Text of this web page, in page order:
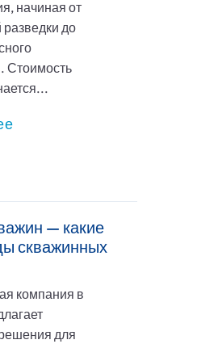
начиная от
разведки до
Стоимость
— какие
скважинных
компания в
для